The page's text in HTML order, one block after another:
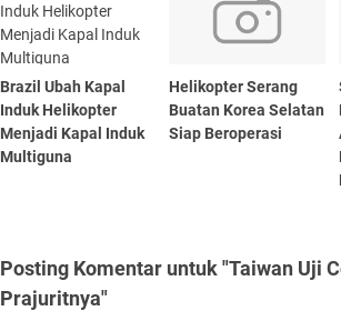
Brazil Ubah Kapal
Induk Helikopter
Menjadi Kapal Induk
Multiguna
Helikopter Serang
Buatan Korea Selatan
Siap Beroperasi
Posting Komentar untuk "Taiwan Uji
Prajuritnya"